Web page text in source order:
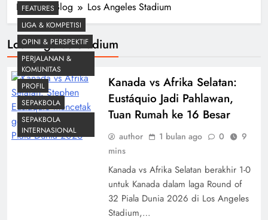
Home Blog Los Angeles Stadium
Los Angeles Stadium
FEATURES
LIGA & KOMPETISI
OPINI & PERSPEKTIF
PERJALANAN &
KOMUNITAS
PROFIL
SEPAKBOLA
SEPAKBOLA
INTERNASIONAL
Kanada vs Afrika Selatan:
Eustáquio Jadi Pahlawan,
Tuan Rumah ke 16 Besar
author 1 bulan ago 0
9
mins
Kanada vs Afrika Selatan berakhir 1-0
untuk Kanada dalam laga Round of
32 Piala Dunia 2026 di Los Angeles
Stadium,…